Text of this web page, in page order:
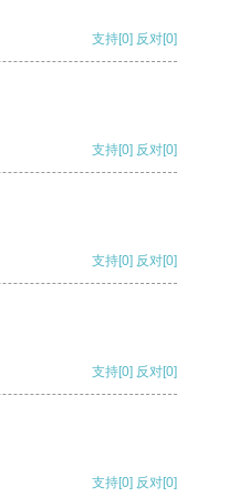
支持[0] 反对[0]
支持[0] 反对[0]
支持[0] 反对[0]
支持[0] 反对[0]
支持[0] 反对[0]